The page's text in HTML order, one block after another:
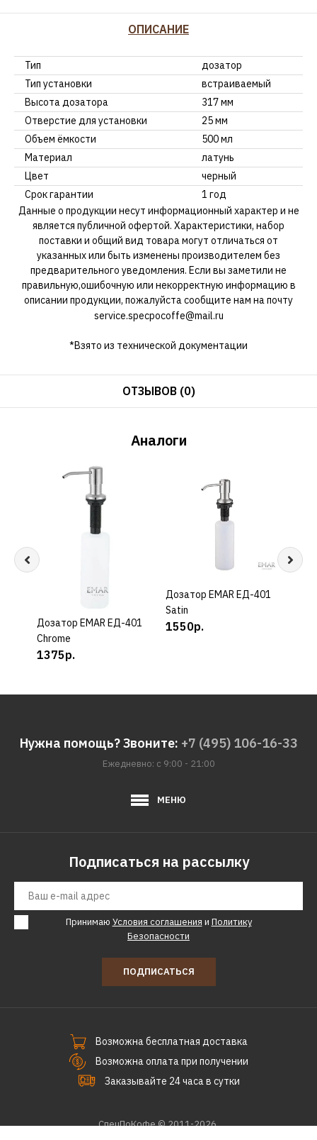
ОПИСАНИЕ
Тип
дозатор
Тип установки
встраиваемый
Высота дозатора
317 мм
Отверстие для установки
25 мм
Объем ёмкости
500 мл
Материал
латунь
Цвет
черный
Срок гарантии
1 год
Данные о продукции несут информационный характер и не
является публичной офертой. Характеристики, набор
поставки и общий вид товара могут отличаться от
указанных или быть изменены производителем без
предварительного уведомления. Если вы заметили не
правильную,ошибочную или некорректную информацию в
описании продукции, пожалуйста сообщите нам на почту
service.specpocoffe@mail.ru
*Взято из технической документации
ОТЗЫВОВ (0)
Аналоги
КУПИТЬ
Дозатор EMAR ЕД-401
Chrome
1375р.
КУПИТЬ
Дозатор EMAR ЕД-401
Satin
1550р.
Нужна помощь? Звоните: +7 (495) 106-16-33
Ежедневно: с 9:00 - 21:00
МЕНЮ
Подписаться на рассылку
Принимаю Условия соглашения и Политику
Безопасности
ПОДПИСАТЬСЯ
Возможна бесплатная доставка
Возможна оплата при получении
Заказывайте 24 часа в сутки
СпецПоКофе © 2011-2026.